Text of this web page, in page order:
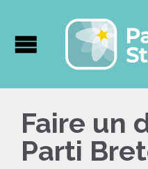
Faire un
Parti